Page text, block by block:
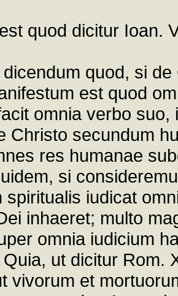
est quod dicitur Ioan.
dicendum quod, si
est quod
omnia verbo
Christo secundum
res humanae
si
spiritualis iudicat
inhaeret; multo
omnia iudicium
ut dicitur Rom.
vivorum et